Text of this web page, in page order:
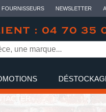
FOURNISSEURS NEWSLETTER
: 04 70 35